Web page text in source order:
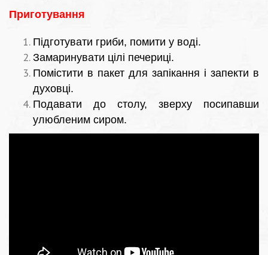
Приготування
Підготувати гриби, помити у воді.
Замаринувати цілі печериці.
Помістити в пакет для запікання і запекти в
духовці.
Подавати до столу, зверху посипавши
улюбленим сиром.